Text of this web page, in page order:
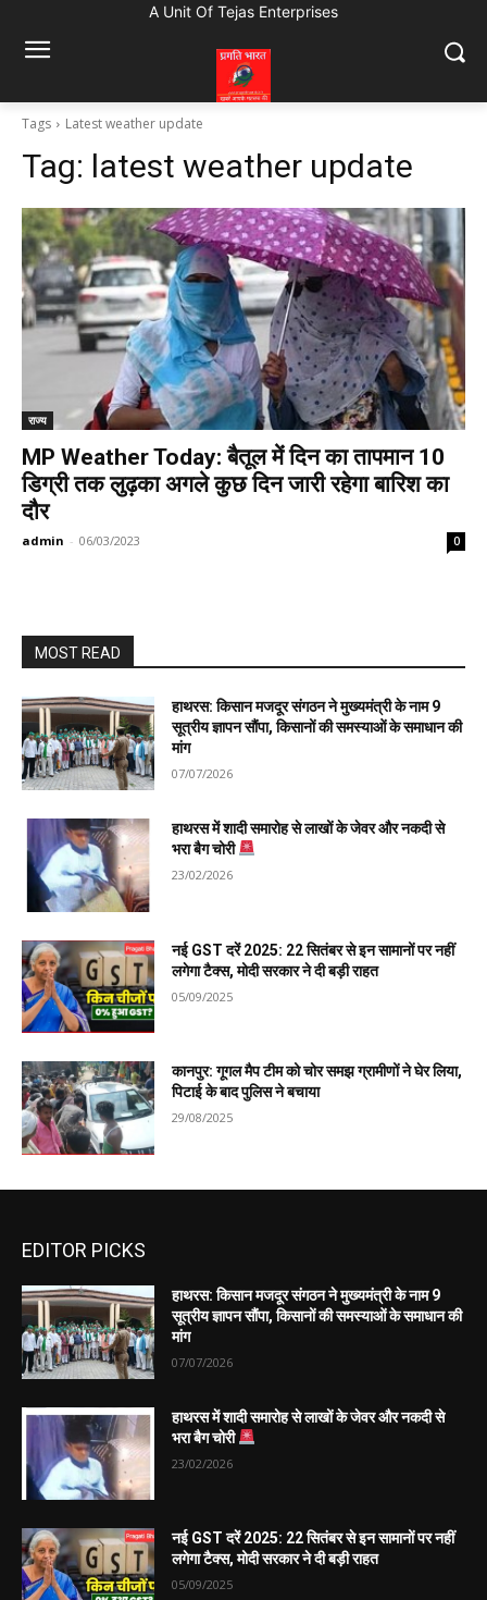
A Unit Of Tejas Enterprises
Tags Latest weather update
Tag: latest weather update
राज्य
MP Weather Today: बैतूल में दिन का तापमान 10
डिग्री तक लुढ़का अगले कुछ दिन जारी रहेगा बारिश का
दौर
admin - 06/03/2023 0
MOST READ
हाथरस: किसान मजदूर संगठन ने मुख्यमंत्री के नाम 9
सूत्रीय ज्ञापन सौंपा, किसानों की समस्याओं के समाधान की
मांग
07/07/2026
हाथरस में शादी समारोह से लाखों के जेवर और नकदी से
भरा बैग चोरी
23/02/2026
नई GST दरें 2025: 22 सितंबर से इन सामानों पर नहीं
लगेगा टैक्स, मोदी सरकार ने दी बड़ी राहत
05/09/2025
कानपुर: गूगल मैप टीम को चोर समझ ग्रामीणों ने घेर लिया,
पिटाई के बाद पुलिस ने बचाया
29/08/2025
EDITOR PICKS
हाथरस: किसान मजदूर संगठन ने मुख्यमंत्री के नाम 9
सूत्रीय ज्ञापन सौंपा, किसानों की समस्याओं के समाधान की
मांग
07/07/2026
हाथरस में शादी समारोह से लाखों के जेवर और नकदी से
भरा बैग चोरी
23/02/2026
नई GST दरें 2025: 22 सितंबर से इन सामानों पर नहीं
लगेगा टैक्स, मोदी सरकार ने दी बड़ी राहत
05/09/2025